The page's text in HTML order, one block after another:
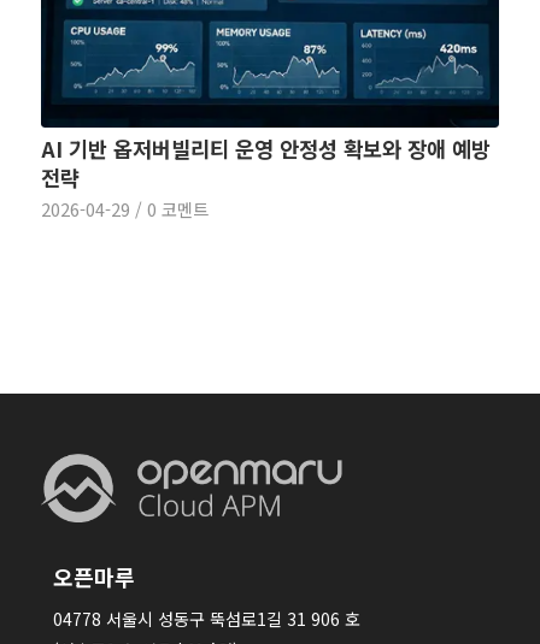
AI 기반 옵저버빌리티 운영 안정성 확보와 장애 예방
전략
2026-04-29 / 0 코멘트
오픈마루
04778 서울시 성동구 뚝섬로1길 31 906 호